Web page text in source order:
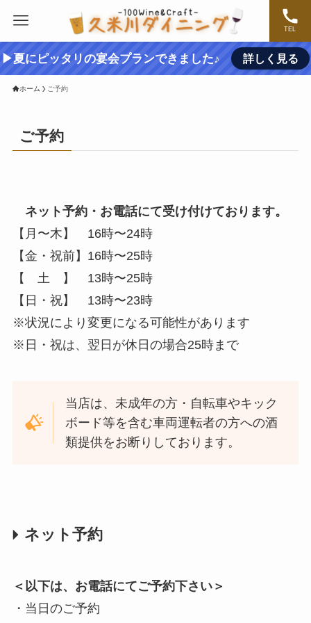
TEL
▶夏にピッタリの宴会プランできました♪ 詳しく見る
ホーム ご予約
ご予約
ネット予約・お電話にて受け付けております。
【月〜木】 16時〜24時
【金・祝前】16時〜25時
【 土 】 13時〜25時
【日・祝】 13時〜23時
※状況により変更になる可能性があります
※日・祝は、翌日が休日の場合25時まで
当店は、未成年の方・自転車やキック
ボード等を含む車両運転者の方への酒
類提供をお断りしております。
ネット予約
＜以下は、お電話にてご予約下さい＞
・当日のご予約